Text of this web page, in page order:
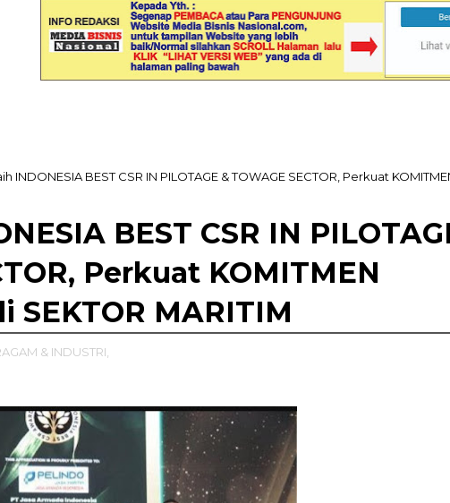
INDONESIA BEST CSR IN PILOTAGE & TOWAGE SECTOR, Perkuat
BEST CSR IN
Perkuat KOMITMEN
SEKTOR MARITIM
& INDUSTRI,